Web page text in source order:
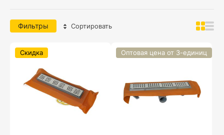
Фильтры Сортировать
Скидка Оптовая цена от 3-единиц